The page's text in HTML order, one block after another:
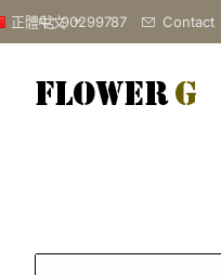
90299787 Contact
正體中文